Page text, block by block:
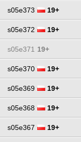
s05e373 19+
s05e372 19+
s05e371 19+
s05e370 19+
s05e369 19+
s05e368 19+
s05e367 19+